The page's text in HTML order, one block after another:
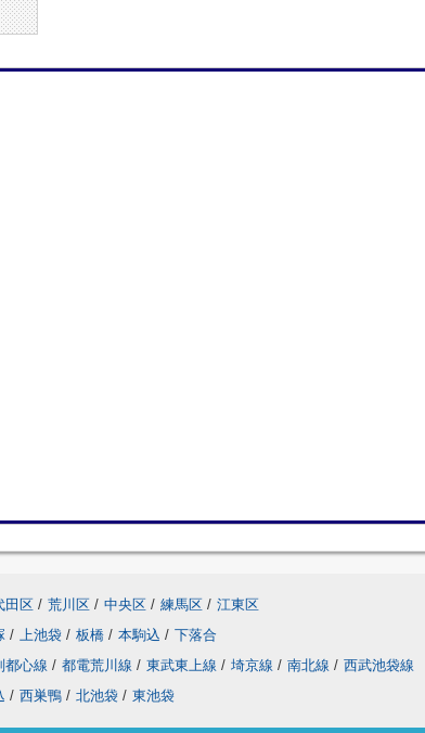
田区 / 荒川区 / 中央区 / 練馬区 / 江東区
/ 上池袋 / 板橋 / 本駒込 / 下落合
都心線 / 都電荒川線 / 東武東上線 / 埼京線 / 南北線 / 西武池袋線
/ 西巣鴨 / 北池袋 / 東池袋